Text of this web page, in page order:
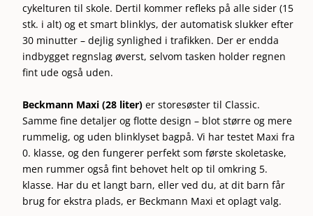
cykelturen til skole. Dertil kommer refleks på alle sider (15
stk. i alt) og et smart blinklys, der automatisk slukker efter
30 minutter – dejlig synlighed i trafikken. Der er endda
indbygget regnslag øverst, selvom tasken holder regnen
fint ude også uden.
Beckmann Maxi (28 liter) er storesøster til Classic.
Samme fine detaljer og flotte design – blot større og mere
rummelig, og uden blinklyset bagpå. Vi har testet Maxi fra
0. klasse, og den fungerer perfekt som første skoletaske,
men rummer også fint behovet helt op til omkring 5.
klasse. Har du et langt barn, eller ved du, at dit barn får
brug for ekstra plads, er Beckmann Maxi et oplagt valg.